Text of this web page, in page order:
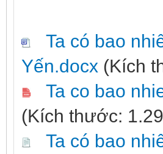
Ta có bao
Yến.docx (Kích
Ta co bao
(Kích thước:
Ta có bao